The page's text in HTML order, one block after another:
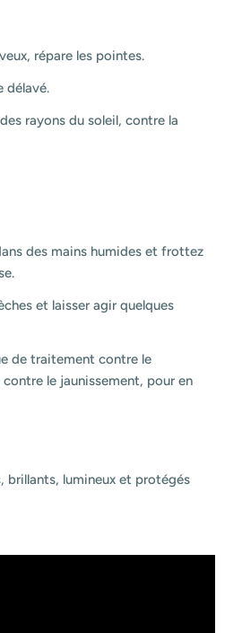
répare les pointes.
délavé.
rayons du soleil, contre la
des mains humides et frottez
et laisser agir quelques
de traitement contre le
le jaunissement, pour en
brillants, lumineux et protégés